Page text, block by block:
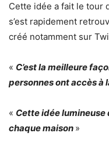
Cette idée a fait le tour
s’est rapidement
créé notamment sur
« C’est la meilleure
personnes ont accès à
« Cette idée
chaque maison »